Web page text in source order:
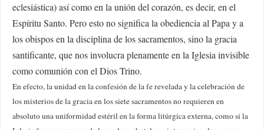
eclesiástica) así como en la unión del corazón, es decir, en el
Espíritu Santo. Pero esto no significa la obediencia al Papa y a
los obispos en la disciplina de los sacramentos, sino la gracia
santificante, que nos involucra plenamente en la Iglesia invisible
como comunión con el Dios Trino.
En efecto, la unidad en la confesión de la fe revelada y la celebración de
los misterios de la gracia en los siete sacramentos no requieren en
absoluto una uniformidad estéril en la forma litúrgica externa, como si la